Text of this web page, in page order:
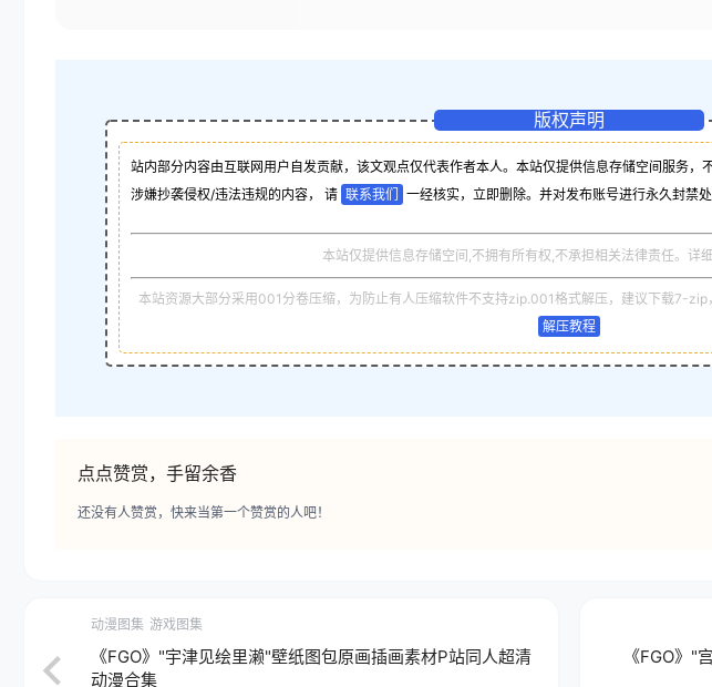
版权声明
站内部分内容由互联网用户自发贡献，该文观点仅代表作者本人。本站仅提供信息存储空间服务，
涉嫌抄袭侵权/违法违规的内容， 请 联系我们 一经核实，立即删除。并对发布账号进行永久封禁处
本站仅提供信息存储空间,不拥有所有权,不承担相关法律责任。详
本站资源大部分采用001分卷压缩，为防止有人压缩软件不支持zip.001格式解压，建议下载7-
解压教程
点点赞赏，手留余香
还没有人赞赏，快来当第一个赞赏的人吧！
动漫图集 游戏图集
《FGO》"宇津见绘里濑"壁纸图包原画插画素材P站同人超清
动漫合集
《FGO》"